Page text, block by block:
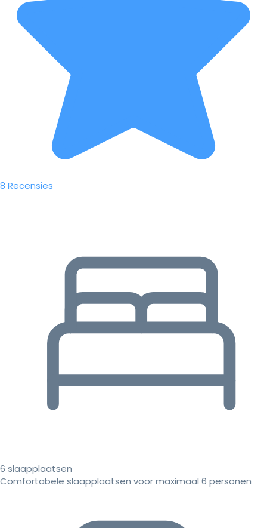
8 Recensies
6 slaapplaatsen
Comfortabele slaapplaatsen voor maximaal 6 personen